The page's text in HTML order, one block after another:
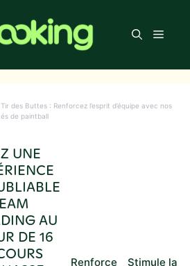
Menu
des Buttes : Renforcez l’esprit d’équipe avec nos
de paintball
UNE
AU
DE 16
Renforce
Stimule la